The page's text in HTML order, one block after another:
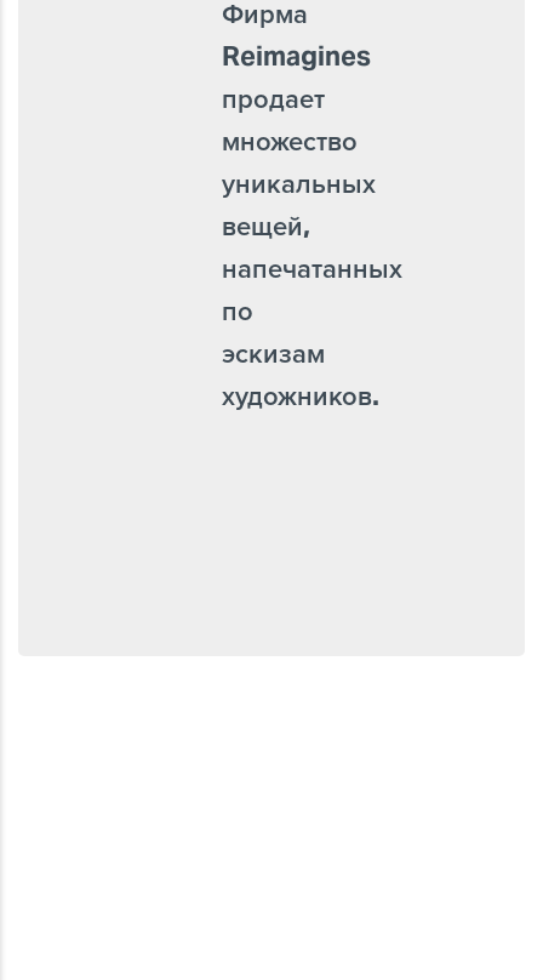
Фирма
Reimagines
продает
множество
уникальных
вещей,
напечатанных
по
эскизам
художников.